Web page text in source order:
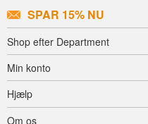
SPAR 15% NU
Shop efter Department
Min konto
Hjælp
Om os